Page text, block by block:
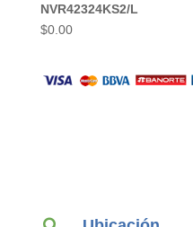
NVR42324KS2/L
$0.00